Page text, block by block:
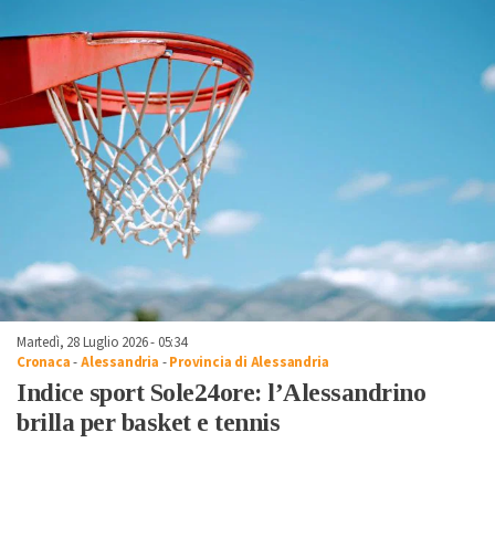
Martedì, 28 Luglio 2026 - 05:34
Cronaca-Alessandria -Provincia di Alessandria
Indice sport Sole24ore: l’Alessandrino
brilla per basket e tennis